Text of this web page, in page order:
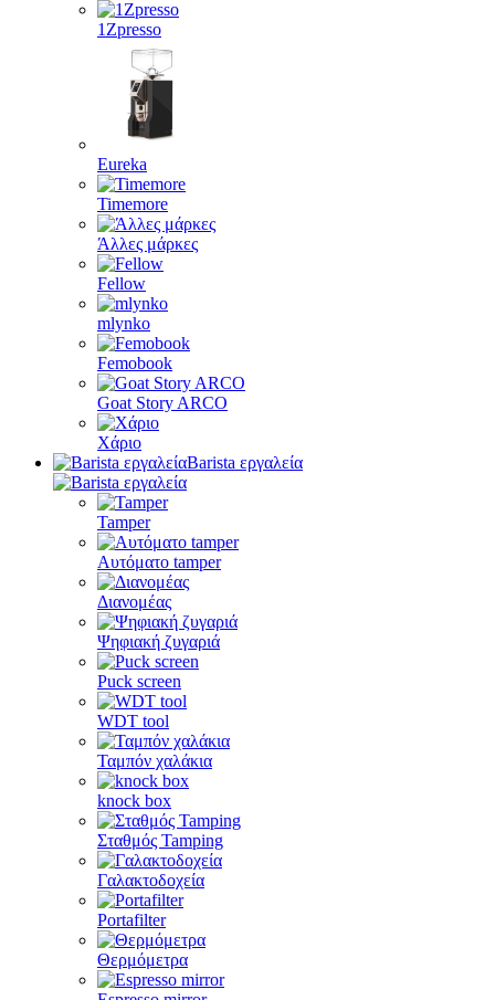
1Zpresso
Eureka
Timemore
Άλλες μάρκες
Fellow
mlynko
Femobook
Goat Story ARCO
Χάριο
Barista εργαλεία
Tamper
Αυτόματο tamper
Διανομέας
Ψηφιακή ζυγαριά
Puck screen
WDT tool
Ταμπόν χαλάκια
knock box
Σταθμός Tamping
Γαλακτοδοχεία
Portafilter
Θερμόμετρα